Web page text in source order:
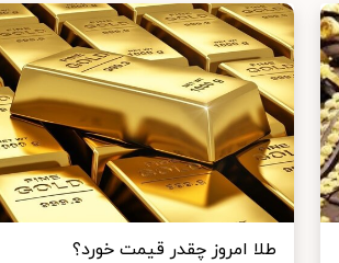
طلا امروز چقدر قیمت خورد؟